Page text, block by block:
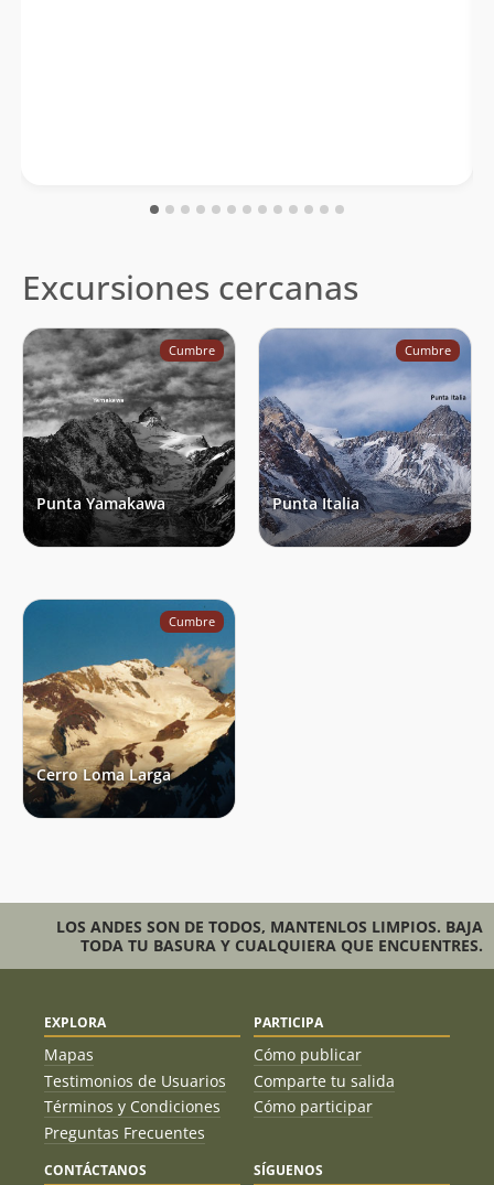
Excursiones cercanas
Cumbre
Punta Yamakawa
Cumbre
Punta Italia
Cumbre
Cerro Loma Larga
LOS ANDES SON DE TODOS, MANTENLOS LIMPIOS. BAJA
TODA TU BASURA Y CUALQUIERA QUE ENCUENTRES.
EXPLORA
Mapas
Testimonios de Usuarios
Términos y Condiciones
Preguntas Frecuentes
PARTICIPA
Cómo publicar
Comparte tu salida
Cómo participar
CONTÁCTANOS SÍGUENOS